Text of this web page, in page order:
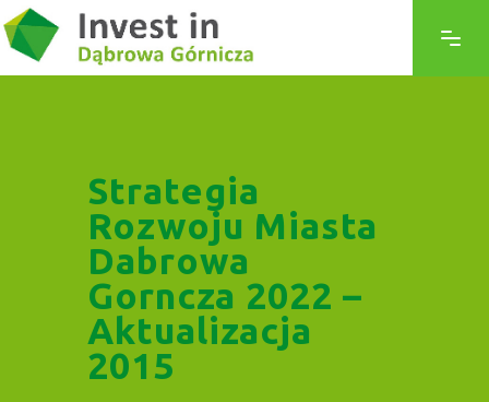
Strategia
Rozwoju Miasta
Dabrowa
Gorncza 2022 –
Aktualizacja
2015